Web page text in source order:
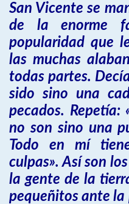
San Vicente se
de la enorme
popularidad que
las muchas
todas partes.
sido sino una
pecados. Repetía:
no son sino una
Todo en mí
culpas». Así son
la gente de la
pequeñitos ante la